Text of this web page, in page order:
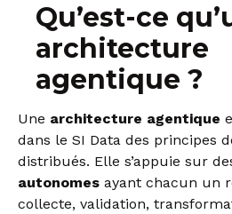
Qu’est-ce
architecture
agentique ?
Une architecture agentique
dans le SI Data des principes
distribués. Elle s’appuie sur
autonomes ayant chacun un
collecte, validation,